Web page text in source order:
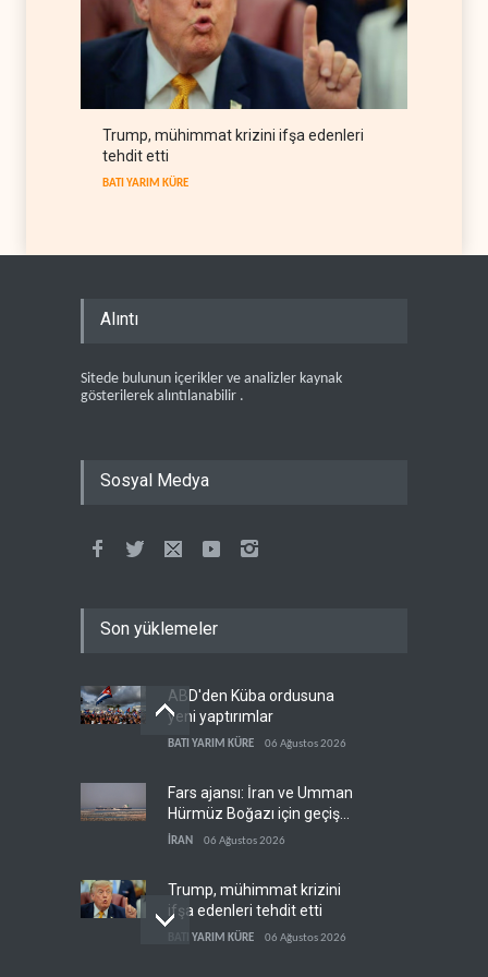
Trump, mühimmat krizini ifşa edenleri
tehdit etti
BATI YARIM KÜRE
Alıntı
Sitede bulunun içerikler ve analizler kaynak
gösterilerek alıntılanabilir .
Sosyal Medya
Son yüklemeler
ABD'den Küba ordusuna
yeni yaptırımlar
BATI YARIM KÜRE 06 Ağustos 2026
Fars ajansı: İran ve Umman
Hürmüz Boğazı için geçiş
koridorlarında anlaştı
İRAN 06 Ağustos 2026
Trump, mühimmat krizini
ifşa edenleri tehdit etti
BATI YARIM KÜRE 06 Ağustos 2026